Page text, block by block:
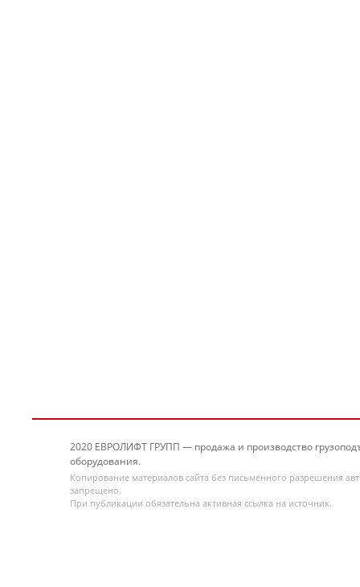
2020 ЕВРОЛИФТ ГРУПП — продажа и производство
оборудования.
Копирование материалов сайта без письменного разрешения
запрещено.
При публикации обязательна активная ссылка на источник.